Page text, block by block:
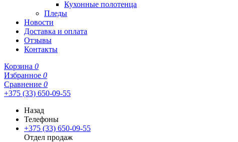
Кухонные полотенца
Пледы
Новости
Доставка и оплата
Отзывы
Контакты
Корзина 0
Избранное 0
Сравнение 0
+375 (33) 650-09-55
Назад
Телефоны
+375 (33) 650-09-55
Отдел продаж